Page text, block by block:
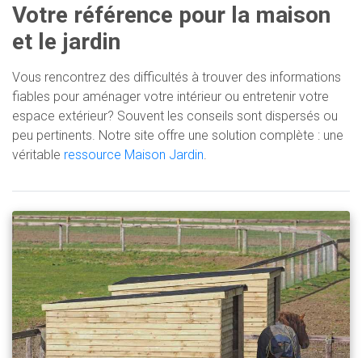
Votre référence pour la maison
et le jardin
Vous rencontrez des difficultés à trouver des informations
fiables pour aménager votre intérieur ou entretenir votre
espace extérieur? Souvent les conseils sont dispersés ou
peu pertinents. Notre site offre une solution complète : une
véritable ressource Maison Jardin